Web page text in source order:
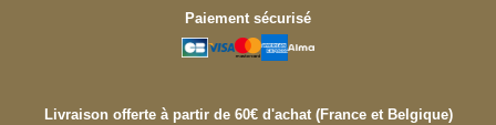
Paiement sécurisé
Livraison offerte à partir de 60€ d'achat (France et Belgique)